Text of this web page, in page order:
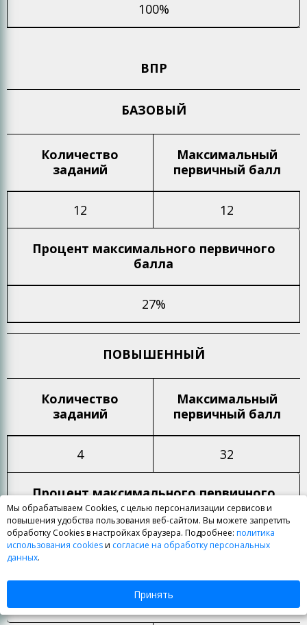
100%
ВПР
БАЗОВЫЙ
Количество
заданий
Максимальный
первичный балл
12 12
Процент максимального первичного
балла
27%
ПОВЫШЕННЫЙ
Количество
заданий
Максимальный
первичный балл
4 32
Процент максимальногопервичного
балла
73%
ИТОГО
Мы обрабатываем Cookies, с целью персонализации сервисов и
повышения удобства пользования веб-сайтом. Вы можете запретить
обработку Cookies в настройках браузера. Подробнее: политика
использования cookiesи согласие на обработку персональных
данных.
Принять